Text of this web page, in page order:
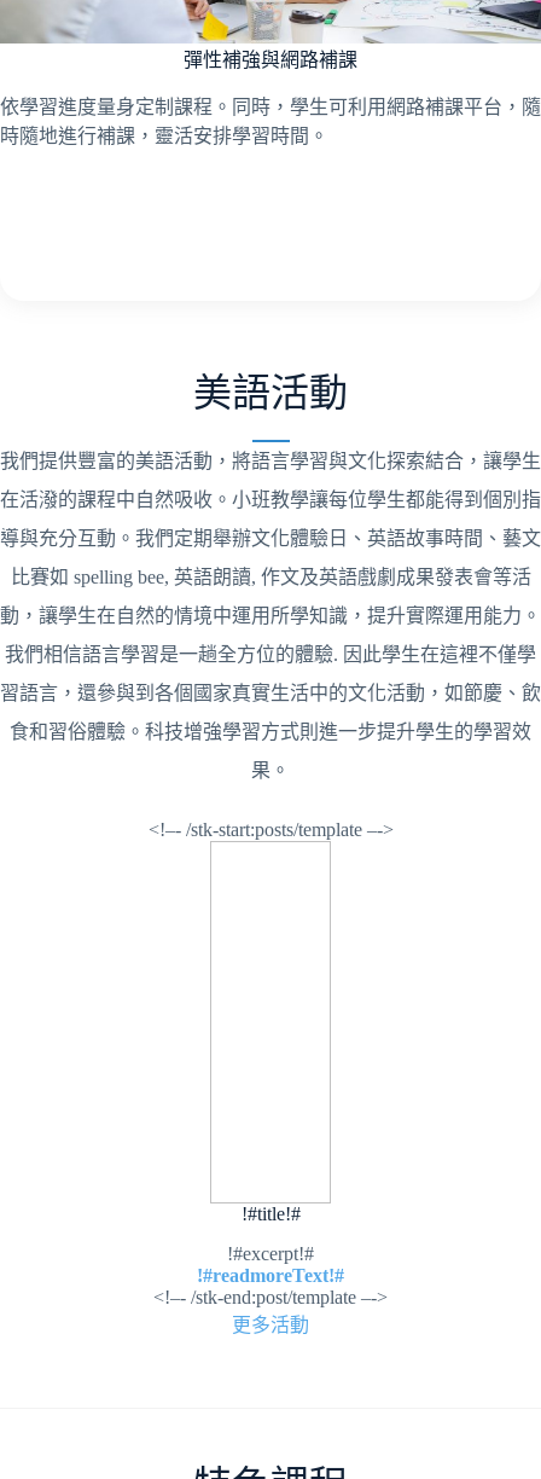
彈性補強與網路補課
依學習進度量身定制課程。同時，學生可利用網路補課平台，隨
時隨地進行補課，靈活安排學習時間。
美語活動
我們提供豐富的美語活動，將語言學習與文化探索結合，讓學生
在活潑的課程中自然吸收。小班教學讓每位學生都能得到個別指
導與充分互動。我們定期舉辦文化體驗日、英語故事時間、藝文
比賽如 spelling bee, 英語朗讀, 作文及英語戲劇成果發表會等活
動，讓學生在自然的情境中運用所學知識，提升實際運用能力。
我們相信語言學習是一趟全方位的體驗. 因此學生在這裡不僅學
習語言，還參與到各個國家真實生活中的文化活動，如節慶、飲
食和習俗體驗。科技增強學習方式則進一步提升學生的學習效
果。
<!–- /stk-start:posts/template –->
!#title!#
!#excerpt!#
!#readmoreText!#
<!–- /stk-end:post/template –->
更多活動